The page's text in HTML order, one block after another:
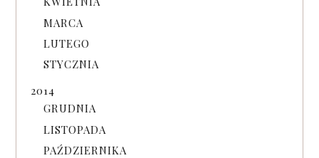
MARCA
LUTEGO
STYCZNIA
2014
GRUDNIA
LISTOPADA
PAŹDZIERNIKA